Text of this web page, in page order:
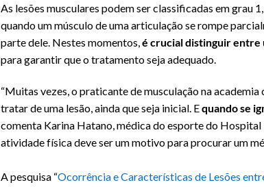
As lesões musculares podem ser classificadas em grau
quando um músculo de uma articulação se rompe
parte dele. Nestes momentos,é crucial distinguir entre
para garantir que o tratamento seja adequado.
“Muitas vezes, o praticante de musculação na
tratar de uma lesão, ainda que seja inicial. Equando se
comenta Karina Hatano, médica do esporte do
atividade física deve ser um motivo para procurar um
A pesquisa “Ocorrência e Características de Lesões